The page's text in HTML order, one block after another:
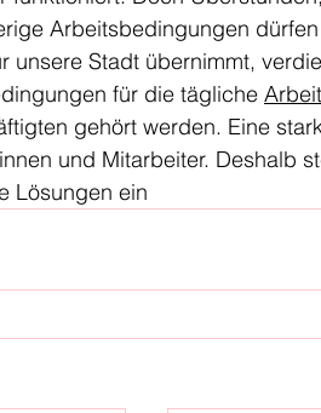
Arbeitsbedingungen
unsere Stadt übernimmt,
für die tägliche
gehört werden. Eine
und Mitarbeiter. Deshalb
Lösungen ein